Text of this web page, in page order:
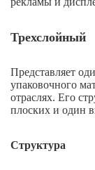
Трехслойный
Представляет
упаковочного
отраслях. Его
плоских и один
Структура